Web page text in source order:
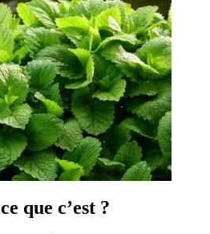
que c’est ?